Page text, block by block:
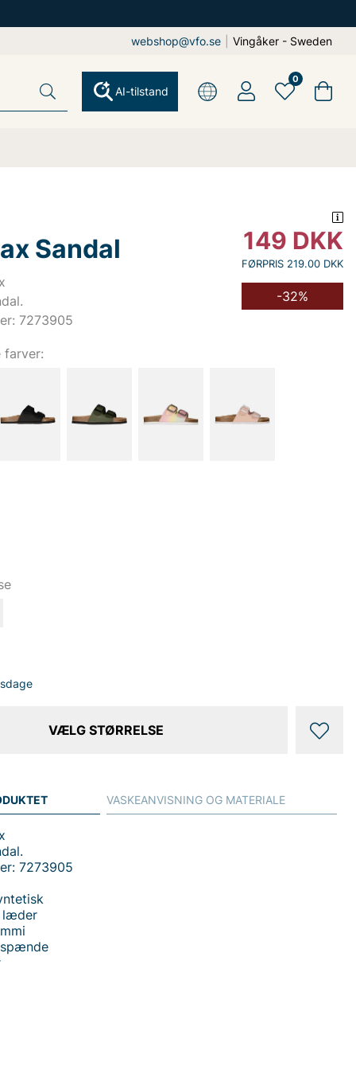
webshop@vfo.se Vingåker - Sweden
AI-tilstand
0
Sandal
7273905
149 DKK
FØRPRIS 219.00 DKK
-32%
farver:
VÆLG STØRRELSE
7273905
læder
VASKEANVISNING OG MATERIALE